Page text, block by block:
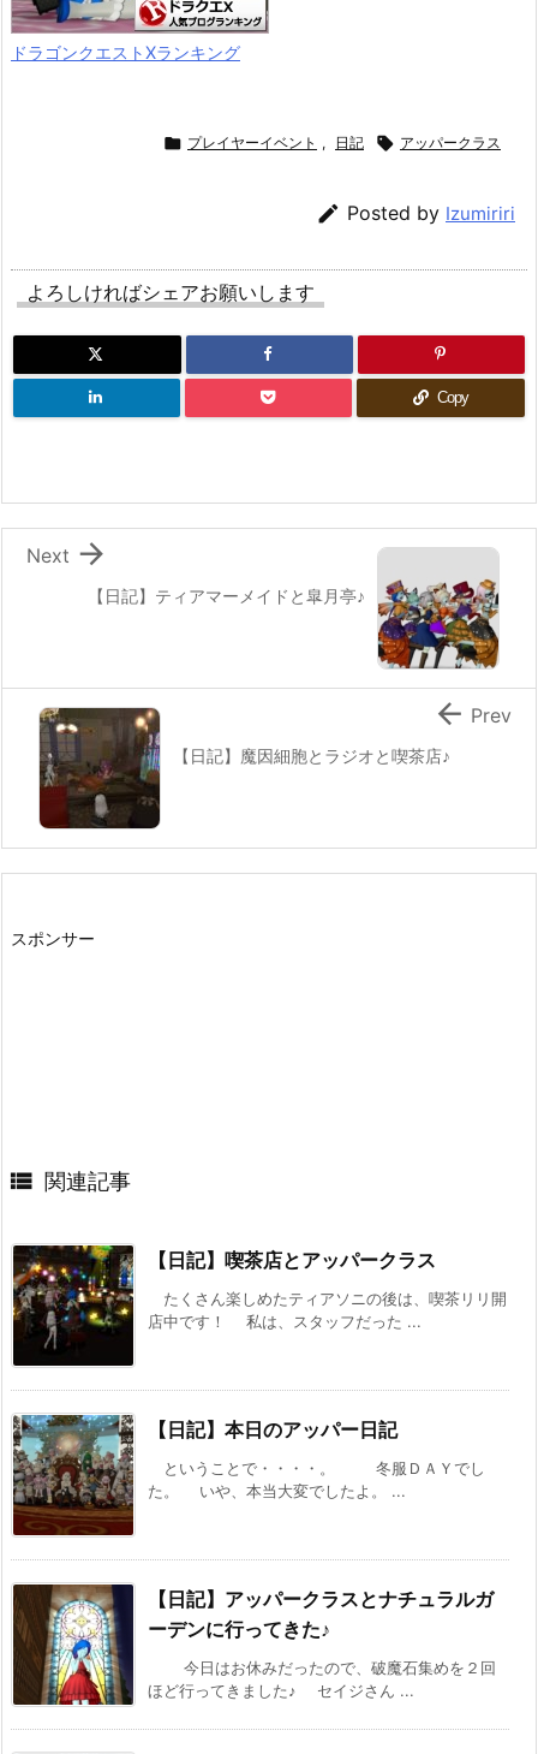
ドラゴンクエストXランキング
 プレイヤーイベント , 日記  アッパークラス
 Posted by Izumiriri
よろしければシェアお願いします
Copy
【日記】ティアマーメイドと皐月亭♪

Next
【日記】魔因細胞とラジオと喫茶店♪
 Prev
スポンサー
 関連記事
【日記】喫茶店とアッパークラス
たくさん楽しめたティアソニの後は、喫茶リリ開
店中です！ 私は、スタッフだった ...
【日記】本日のアッパー日記
ということで・・・・。 冬服ＤＡＹでし
た。 いや、本当大変でしたよ。 ...
【日記】アッパークラスとナチュラルガ
ーデンに行ってきた♪
今日はお休みだったので、破魔石集めを２回
ほど行ってきました♪ セイジさん ...